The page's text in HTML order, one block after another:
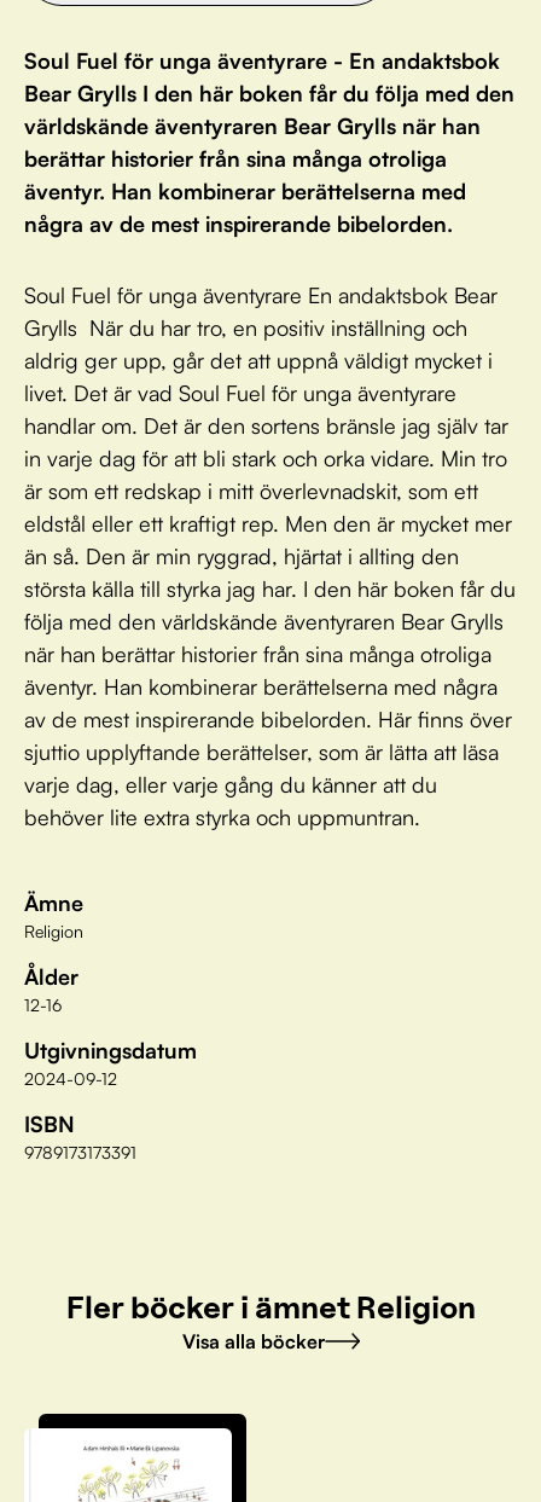
Soul Fuel för unga äventyrare - En andaktsbok
Bear Grylls I den här boken får du följa med den
världskände äventyraren Bear Grylls när han
berättar historier från sina många otroliga
äventyr. Han kombinerar berättelserna med
några av de mest inspirerande bibelorden.
Soul Fuel för unga äventyrare En andaktsbok Bear
Grylls När du har tro, en positiv inställning och
aldrig ger upp, går det att uppnå väldigt mycket i
livet. Det är vad Soul Fuel för unga äventyrare
handlar om. Det är den sortens bränsle jag själv tar
in varje dag för att bli stark och orka vidare. Min tro
är som ett redskap i mitt överlevnadskit, som ett
eldstål eller ett kraftigt rep. Men den är mycket mer
än så. Den är min ryggrad, hjärtat i allting den
största källa till styrka jag har. I den här boken får du
följa med den världskände äventyraren Bear Grylls
när han berättar historier från sina många otroliga
äventyr. Han kombinerar berättelserna med några
av de mest inspirerande bibelorden. Här finns över
sjuttio upplyftande berättelser, som är lätta att läsa
varje dag, eller varje gång du känner att du
behöver lite extra styrka och uppmuntran.
Ämne
Religion
Ålder
12-16
Utgivningsdatum
2024-09-12
ISBN
9789173173391
Fler böcker i ämnet Religion
Visa alla böcker